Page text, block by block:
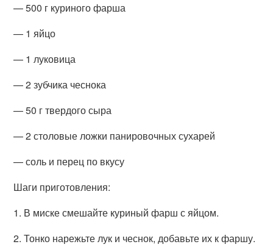
— 500 г куриного фарша
— 1 яйцо
— 1 луковица
— 2 зубчика чеснока
— 50 г твердого сыра
— 2 столовые ложки панировочных сухарей
— соль и перец по вкусу
Шаги приготовления:
1. В миске смешайте куриный фарш с яйцом.
2. Тонко нарежьте лук и чеснок, добавьте их к фаршу.